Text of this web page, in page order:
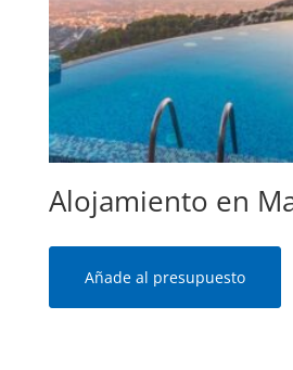
Alojamiento en
Añade al presupuesto